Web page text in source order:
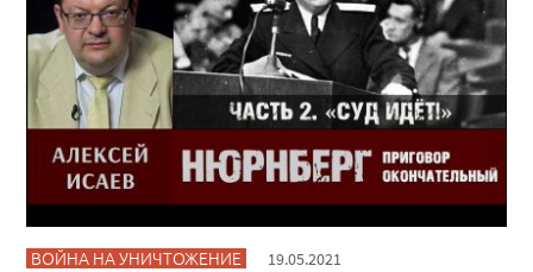
ВОЙНА НА УНИЧТОЖЕНИЕ 19.05.2021